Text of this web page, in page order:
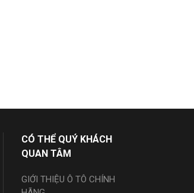
CÓ THỂ QUÝ KHÁCH
QUAN TÂM
GIỚI THIỆU Ô TÔ CHÍNH